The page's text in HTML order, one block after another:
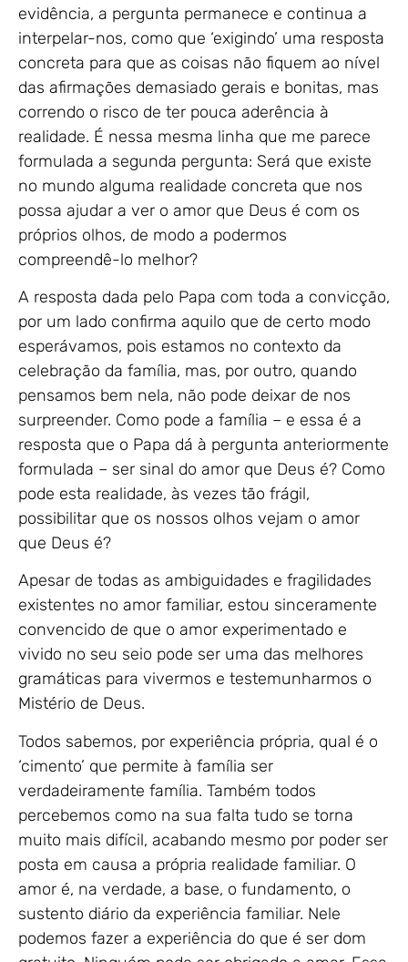
evidência, a pergunta permanece e continua a
interpelar-nos, como que ‘exigindo’ uma resposta
concreta para que as coisas não fiquem ao nível
das afirmações demasiado gerais e bonitas, mas
correndo o risco de ter pouca aderência à
realidade. É nessa mesma linha que me parece
formulada a segunda pergunta: Será que existe
no mundo alguma realidade concreta que nos
possa ajudar a ver o amor que Deus é com os
próprios olhos, de modo a podermos
compreendê-lo melhor?
A resposta dada pelo Papa com toda a convicção,
por um lado confirma aquilo que de certo modo
esperávamos, pois estamos no contexto da
celebração da família, mas, por outro, quando
pensamos bem nela, não pode deixar de nos
surpreender. Como pode a família – e essa é a
resposta que o Papa dá à pergunta anteriormente
formulada – ser sinal do amor que Deus é? Como
pode esta realidade, às vezes tão frágil,
possibilitar que os nossos olhos vejam o amor
que Deus é?
Apesar de todas as ambiguidades e fragilidades
existentes no amor familiar, estou sinceramente
convencido de que o amor experimentado e
vivido no seu seio pode ser uma das melhores
gramáticas para vivermos e testemunharmos o
Mistério de Deus.
Todos sabemos, por experiência própria, qual é o
‘cimento’ que permite à família ser
verdadeiramente família. Também todos
percebemos como na sua falta tudo se torna
muito mais difícil, acabando mesmo por poder ser
posta em causa a própria realidade familiar. O
amor é, na verdade, a base, o fundamento, o
sustento diário da experiência familiar. Nele
podemos fazer a experiência do que é ser dom